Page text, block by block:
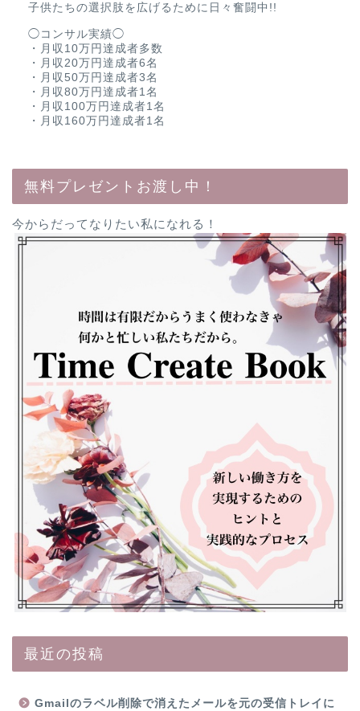
子供たちの選択肢を広げるために日々奮闘中!!
◯コンサル実績◯
・月収10万円達成者多数
・月収20万円達成者6名
・月収50万円達成者3名
・月収80万円達成者1名
・月収100万円達成者1名
・月収160万円達成者1名
無料プレゼントお渡し中！
今からだってなりたい私になれる！
最近の投稿
Gmailのラベル削除で消えたメールを元の受信トレイに